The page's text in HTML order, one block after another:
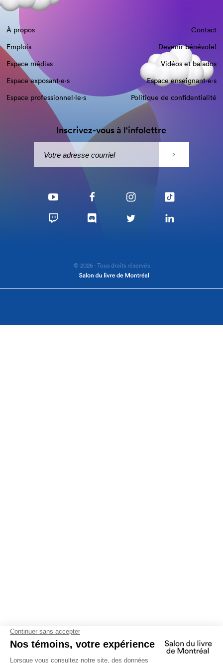
À propos
Contact
Emplois
Devenir bénévole!
Espace médias
Vidéos et balados
Espace exposant·e⋅s
Espace enseignant·e⋅s
Espace professionnel·le⋅s
Politique de confidentialité
Inscrivez-vous à l'infolettre
© 2026 - Tous droits réservés